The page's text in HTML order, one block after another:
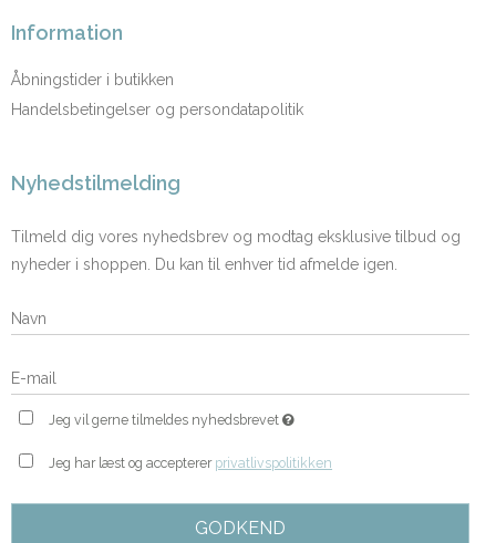
Information
Åbningstider i butikken
Handelsbetingelser og persondatapolitik
Nyhedstilmelding
Tilmeld dig vores nyhedsbrev og modtag eksklusive tilbud og
nyheder i shoppen. Du kan til enhver tid afmelde igen.
Jeg vil gerne tilmeldes nyhedsbrevet
Jeg har læst og accepterer privatlivspolitikken
GODKEND